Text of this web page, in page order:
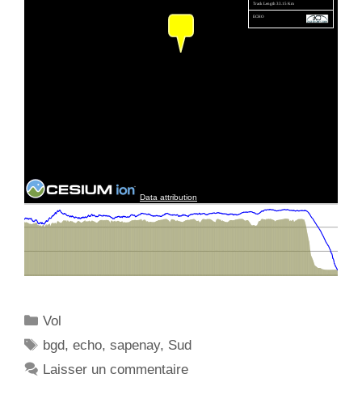
C
a
Vol
É
t
bgd,echo,sapenay, Sud
Laisser un commentaire